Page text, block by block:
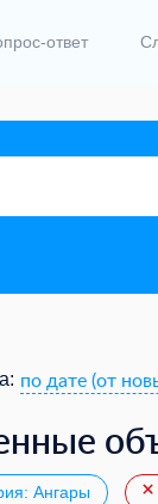
ответ
по дате (от
Ангары